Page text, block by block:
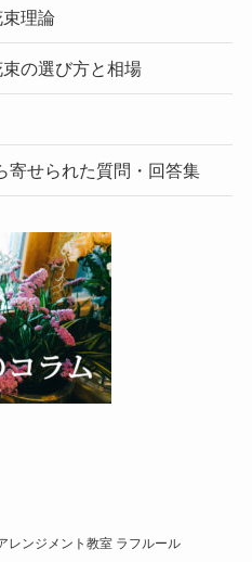
理論
の選び方と相場
せられた質問・回答集
レンジメント教室 ラフルール